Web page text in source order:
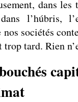
dans les
l’húbris,
sociétés
tard. Rien